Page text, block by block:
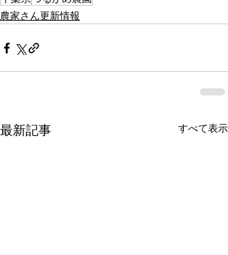
農家さん更新情報
最新記事 すべて表示